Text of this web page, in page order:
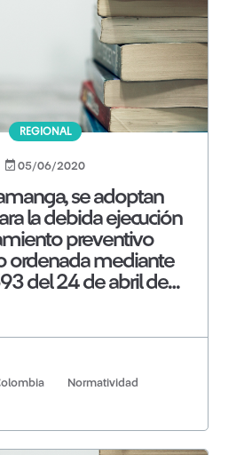
REGIONAL
05/06/2020
se adoptan
la debida ejecución
preventivo
ordenada mediante
del 24 de abril de
Normatividad